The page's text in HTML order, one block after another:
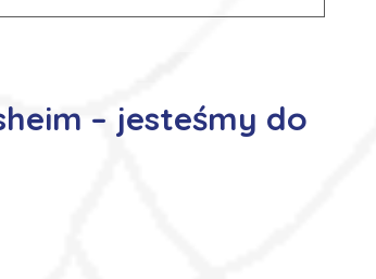
nas o tym podczas rekrutacji, a
– jesteśmy do